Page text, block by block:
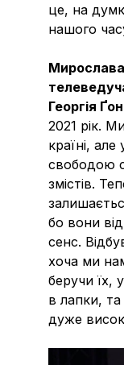
це, на
нашого
Георгія
2021 рік.
країні,
свободою
змістів.
бо вони
сенс.
хоча ми
беручи їх,
в лапки, та
дуже